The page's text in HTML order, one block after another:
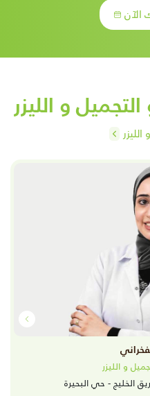
الآن
التجميل و الليزر
و الليزر
الخليج - حي البحيرة